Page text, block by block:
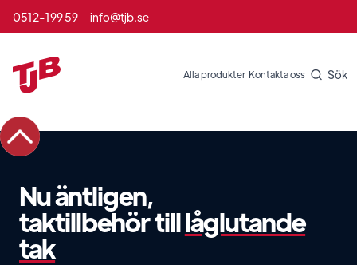
0512-199 59 info@tjb.se
Alla produkter Kontakta oss Sök
Nu äntligen,
taktillbehör tilllåglutande
tak